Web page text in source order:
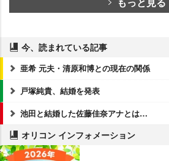
今、読まれている記事
亜希 元夫・清原和博との現在の関係
戸塚純貴、結婚を発表
池田と結婚した佐藤佳奈アナとは…
オリコン インフォメーション